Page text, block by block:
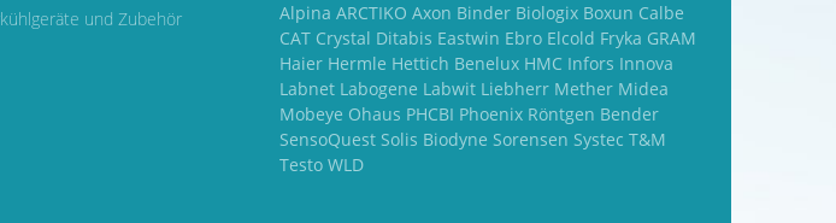
und Zubehör
Alpina ARCTIKO Axon Binder Biologix Boxun Calbe
CAT Crystal Ditabis Eastwin Ebro Elcold Fryka GRAM
Haier Hermle Hettich Benelux HMC Infors Innova
Labnet Labogene Labwit Liebherr Mether Midea
Mobeye Ohaus PHCBI Phoenix Röntgen Bender
SensoQuest Solis Biodyne Sorensen Systec T&M
Testo WLD